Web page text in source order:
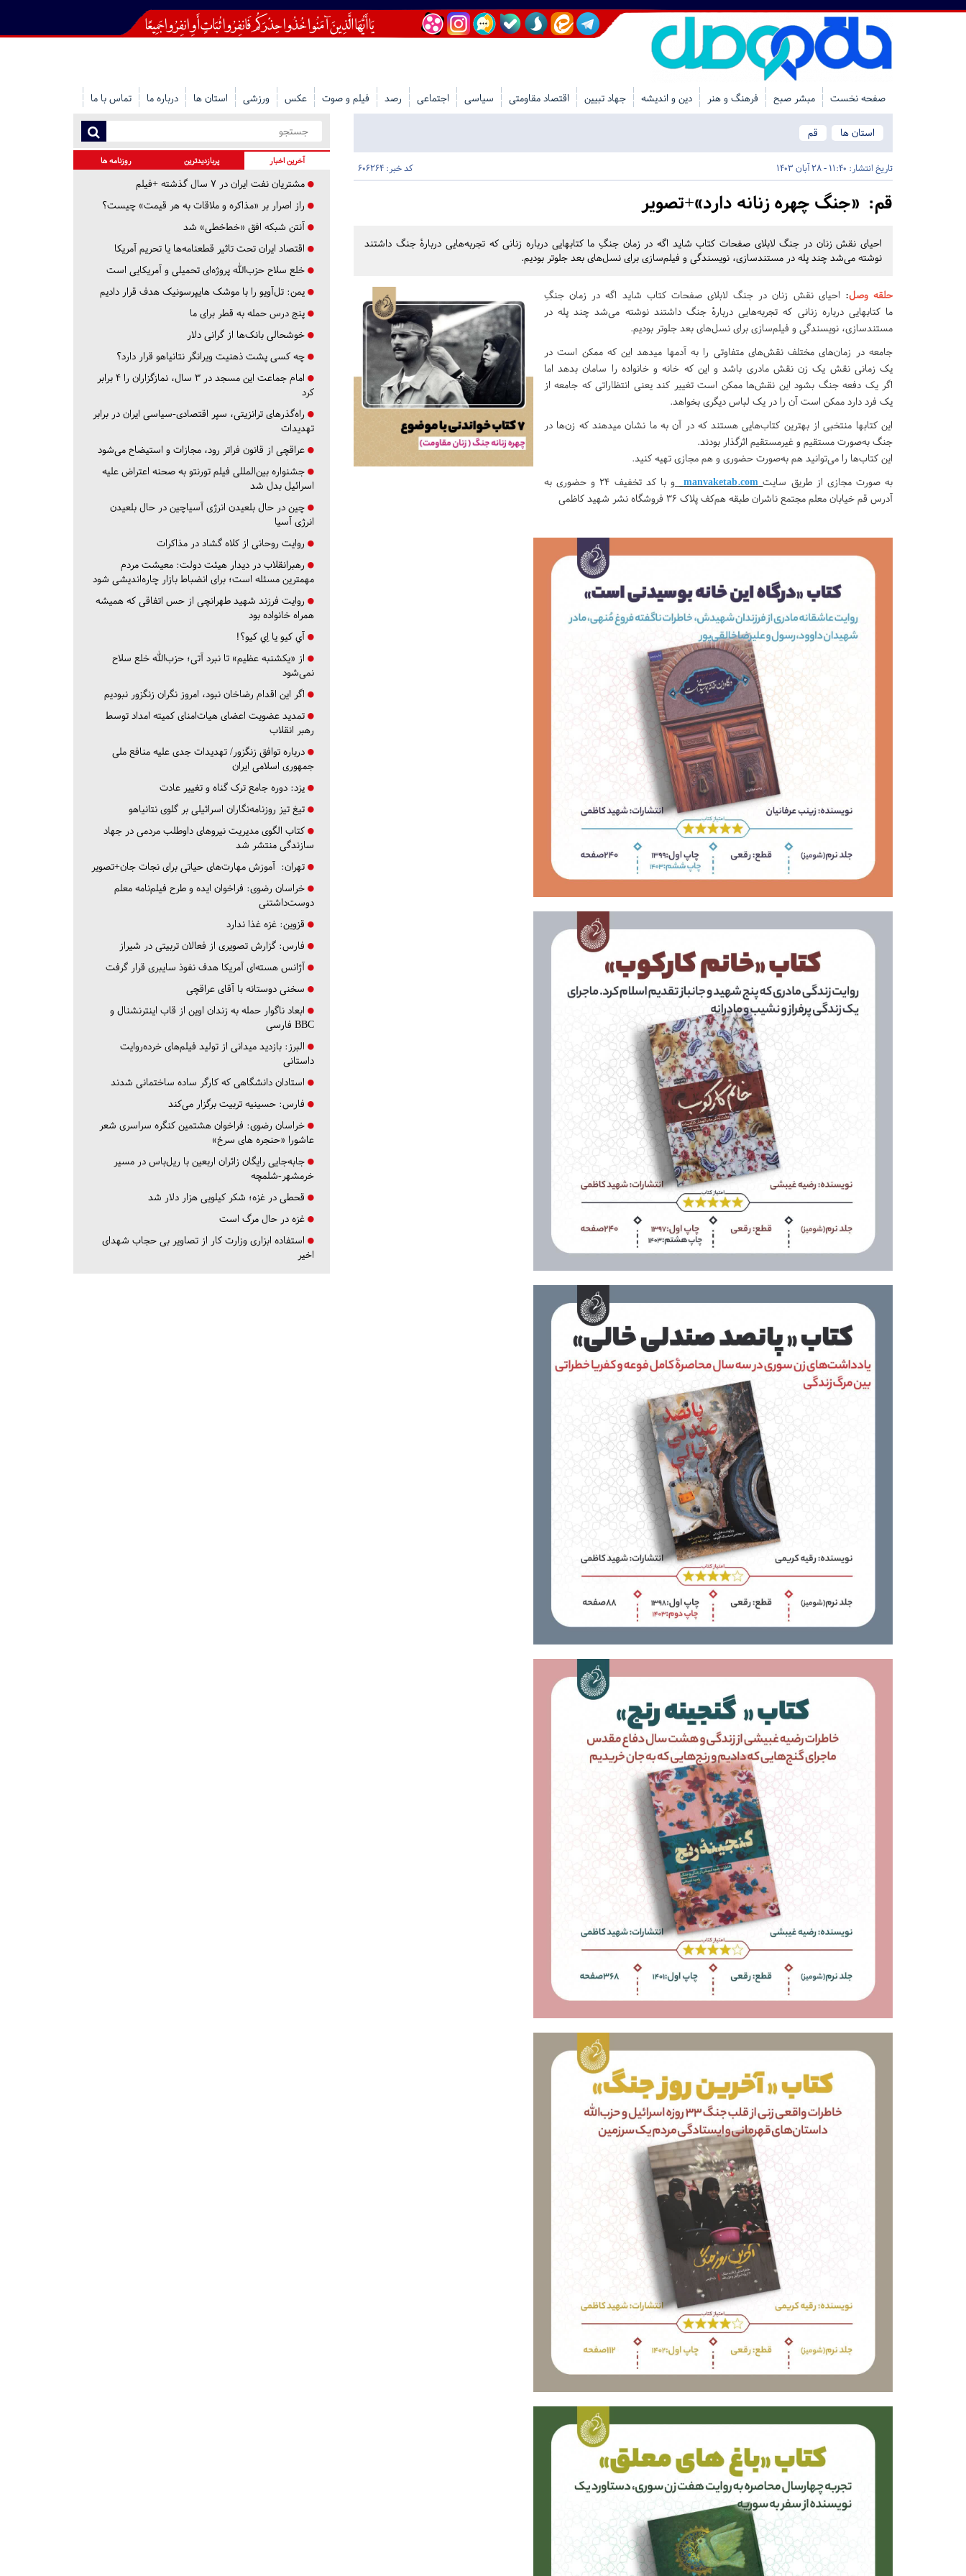
صفحه نخست مبشر صبح فرهنگ و هنر دین و اندیشه جهاد تبیین اقتصاد مقاومتی سیاسی اجتماعی رصد فیلم و صوت عکس ورزشی استان ها درباره ما تماس با ما
استان ها قم
تاریخ انتشار: 11:40 - 28 آبان 1403 کد خبر: 606264
قم: «جنگ چهره زنانه دارد»+تصویر
احیای نقش زنان در جنگ لابلای صفحات کتاب شاید اگه در زمان جنگِ ما کتابهایی درباره زنانی که تجربه‌هایی دربارهٔ جنگ داشتند
نوشته می‌شد چند پله در مستندسازی، نویسندگی و فیلم‌سازی برای نسل‌های بعد جلوتر بودیم.
حلقه وصل: احیای نقش زنان در جنگ لابلای صفحات کتاب شاید اگه در زمان جنگِ
ما کتابهایی درباره زنانی که تجربه‌هایی دربارهٔ جنگ داشتند نوشته می‌شد چند پله در
مستندسازی، نویسندگی و فیلم‌سازی برای نسل‌های بعد جلوتر بودیم.
جامعه در زمان‌های مختلف نقش‌های متفاوتی را به آدمها میدهد این که ممکن است در
یک زمانی نقش یک زن نقش مادری باشد و این که خانه و خانواده را سامان بدهد اما
اگر یک دفعه جنگ بشود این نقش‌ها ممکن است تغییر کند یعنی انتظاراتی که جامعه از
یک فرد دارد ممکن است آن را در یک لباس دیگری بخواهد.
این کتابها منتخبی از بهترین کتاب‌هایی هستند که در آن به ما نشان میدهند که زن‌ها در
جنگ به‌صورت مستقیم و غیرمستقیم اثرگذار بودند.
این کتاب‌ها را می‌توانید هم به‌صورت حضوری و هم مجازی تهیه کنید.
به صورت مجازی از طریق سایتmanvaketab.com
و با کد تخفیف ۲۴ و حضوری به
آدرس قم خیابان معلم مجتمع ناشران طبقه هم‌کف پلاک ۳۶ فروشگاه نشر شهید کاظمی
آخرین اخبار پربازدیدترین روزنامه ها
مشتریان نفت ایران در ۷ سال گذشته +فیلم
راز اصرار بر «مذاکره و ملاقات به هر قیمت» چیست؟
آنتن شبکه افق «خط‌خطی» شد
اقتصاد ایران تحت تاثیر قطعنامه‌ها یا تحریم‌ آمریکا
خلع سلاح حزب‌الله پروژه‌ای تحمیلی و آمریکایی است
یمن: تل‌آویو را با موشک هایپرسونیک هدف قرار دادیم
پنج درس‌ حمله به قطر برای ما
خوشحالی بانک‌ها از گرانی دلار
چه کسی پشت ذهنیت ویرانگر نتانیاهو قرار دارد؟
امام جماعت این مسجد در ۳ سال، نمازگزاران را ۴ برابر
کرد
راه‌گذرهای ترانزیتی، سپر اقتصادی-سیاسی ایران در برابر
تهدیدات
عراقچی از قانون فراتر رود، مجازات و استیضاح می‌شود
جشنواره بین‌المللی فیلم تورنتو به صحنه اعتراض علیه
اسرائیل بدل شد
چین در حال بلعیدن انرژی آسیاچین در حال بلعیدن
انرژی آسیا
روایت روحانی از کلاه گشاد در مذاکرات
رهبرانقلاب در دیدار هیئت دولت: معیشت مردم
مهمترین مسئله است؛ برای انضباط بازار چاره‌اندیشی شود
روایت فرزند شهید طهرانچی از حس اتفاقی که همیشه
همراه خانواده بود
آي كيو يا اِي كيو؟!
از «یکشنبه عظیم» تا نبرد آتی؛ حزب‌الله خلع سلاح
نمی‌شود
اگر این اقدام رضاخان نبود، امروز نگران زنگزور نبودیم
تمدید عضویت اعضای هیات‌امنای کمیته امداد توسط
رهبر انقلاب
درباره توافق زنگزور/ تهدیدات جدی علیه منافع ملی
جمهوری اسلامی ایران
یزد: دوره جامع ترک گناه و تغییر عادت
تیغ تیز روزنامه‌نگاران اسرائیلی بر گلوی نتانیاهو
کتاب الگوی مدیریت نیروهای داوطلب مردمی در جهاد
سازندگی منتشر شد
تهران: آموزش مهارت‌های حیاتی برای نجات جان+تصویر
خراسان رضوی: فراخوان ایده و طرح فیلم‌نامه معلم
دوست‌داشتنی
قزوین: غزه غذا ندارد
فارس: گزارش تصویری از فعالان تربیتی در شیراز
آژانس هسته‌ای آمریکا هدف نفوذ سایبری قرار گرفت
سخنی دوستانه با آقای عراقچی
ابعاد ناگوار حمله به زندان اوین از قاب اینترنشنال و
BBC فارسی
البرز: بازدید میدانی از تولید فیلم‌های خرده‌روایت
داستانی
استادان دانشگاهی که کارگر ساده ساختمانی شدند
فارس: حسینیه تربیت برگزار می‌کند
خراسان رضوی: فراخوان هشتمین کنگره سراسری شعر
عاشورا «حنجره های سرخ»
جابه‌جایی رایگان زائران اربعین با ریل‌باس در مسیر
خرمشهر-شلمچه
قحطی در غزه؛ شکر کیلویی هزار دلار شد
غزه در حال مرگ است
استفاده ابزاری وزارت کار از تصاویر بی حجاب شهدای
اخیر